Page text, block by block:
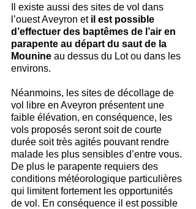
Il existe aussi des sites de vol dans
l’ouest Aveyron et il est possible
d’effectuer des baptêmes de l’air en
parapente au départ du saut de la
Mounine au dessus du Lot ou dans les
environs.
Néanmoins, les sites de décollage de
vol libre en Aveyron présentent une
faible élévation, en conséquence, les
vols proposés seront soit de courte
durée soit très agités pouvant rendre
malade les plus sensibles d’entre vous.
De plus le parapente requiers des
conditions météorologique particulières
qui limitent fortement les opportunités
de vol. En conséquence il est possible